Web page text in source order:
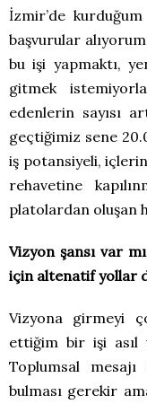
İzmir’de
başvurular
bu işi yapmaktı,
gitmek
edenlerin sayısı
geçtiğimiz sene
iş potansiyeli,
rehavetine
platolardan oluşan
Vizyon şansı var
için altenatif yollar
Vizyona girmeyi
ettiğim bir işi asıl
Toplumsal
bulması gerekir